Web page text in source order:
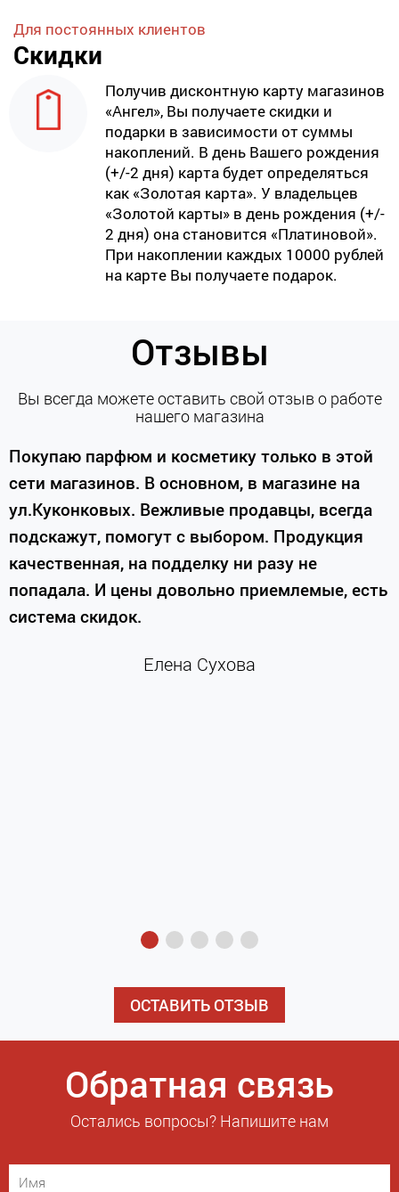
Для постоянных клиентов
Скидки
Получив дисконтную карту магазинов
«Ангел», Вы получаете скидки и
подарки в зависимости от суммы
накоплений. В день Вашего рождения
(+/-2 дня) карта будет определяться
как «Золотая карта». У владельцев
«Золотой карты» в день рождения (+/-
2 дня) она становится «Платиновой».
При накоплении каждых 10000 рублей
на карте Вы получаете подарок.
Отзывы
Вы всегда можете оставить свой отзыв о работе
нашего магазина
Покупаю парфюм и косметику только в этой
сети магазинов. В основном, в магазине на
ул.Куконковых. Вежливые продавцы, всегда
подскажут, помогут с выбором. Продукция
качественная, на подделку ни разу не
попадала. И цены довольно приемлемые, есть
система скидок.
Елена Сухова
ОСТАВИТЬ ОТЗЫВ
Обратная связь
Остались вопросы? Напишите нам